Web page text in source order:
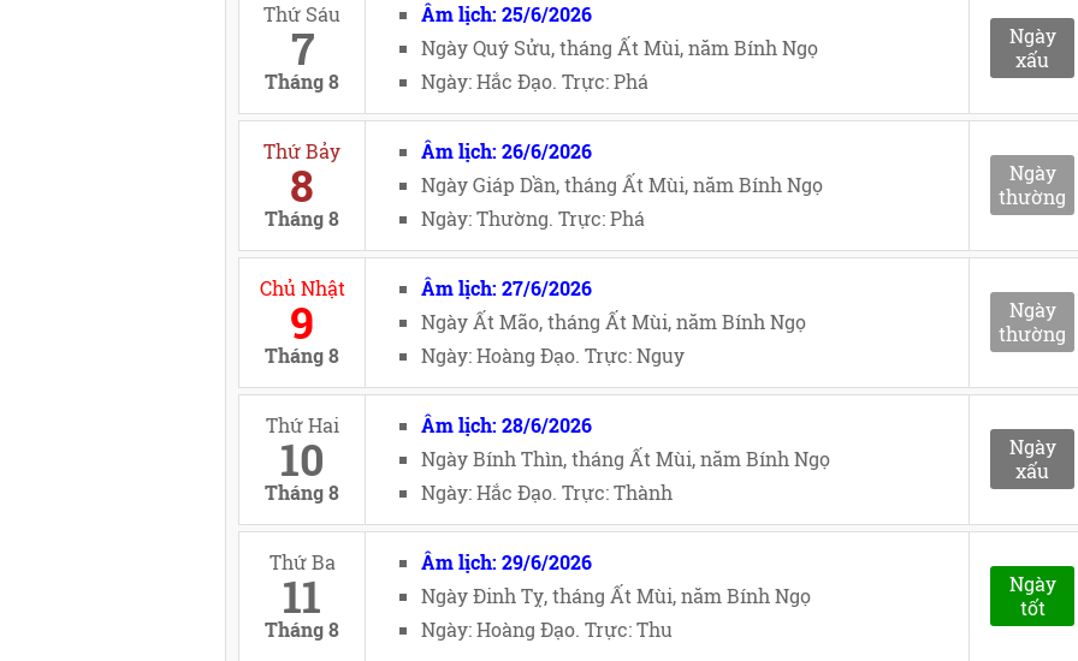
Thứ Sáu
7
Tháng 8
Âm lịch: 25/6/2026
Ngày Quý Sửu, tháng Ất Mùi, năm Bính Ngọ
Ngày: Hắc Đạo. Trực: Phá
Ngày
xấu
Thứ Bảy
8
Tháng 8
Âm lịch: 26/6/2026
Ngày Giáp Dần, tháng Ất Mùi, năm Bính Ngọ
Ngày: Thường. Trực: Phá
Ngày
thường
Chủ Nhật
9
Tháng 8
Âm lịch: 27/6/2026
Ngày Ất Mão, tháng Ất Mùi, năm Bính Ngọ
Ngày: Hoàng Đạo. Trực: Nguy
Ngày
thường
Thứ Hai
10
Tháng 8
Âm lịch: 28/6/2026
Ngày Bính Thìn, tháng Ất Mùi, năm Bính Ngọ
Ngày: Hắc Đạo. Trực: Thành
Ngày
xấu
Thứ Ba
11
Tháng 8
Âm lịch: 29/6/2026
Ngày Đinh Tỵ, tháng Ất Mùi, năm Bính Ngọ
Ngày: Hoàng Đạo. Trực: Thu
Ngày
tốt